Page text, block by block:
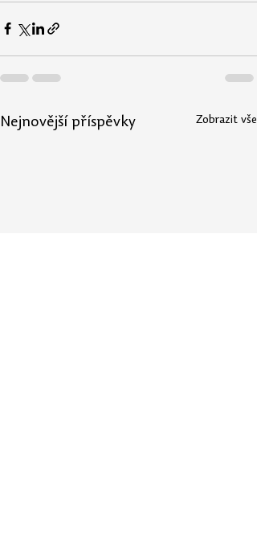
Nejnovější příspěvky Zobrazit vše